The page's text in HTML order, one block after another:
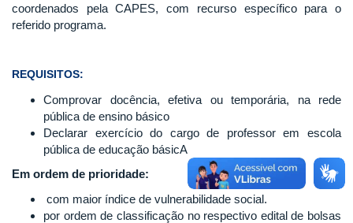
coordenados pela CAPES, com recurso específico para o
referido programa.
REQUISITOS:
Comprovar docência, efetiva ou temporária, na rede
pública de ensino básico
Declarar exercício do cargo de professor em escola
pública de educação básicA
Em ordem de prioridade:
com maior índice de vulnerabilidade social.
por ordem de classificação no respectivo edital de bolsas